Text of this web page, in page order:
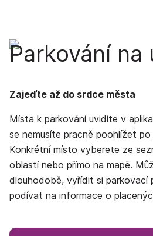
Parkování na
Zajeďte až do srdce města
Místa k parkování uvidíte v
se nemusíte pracně poohlížet po
Konkrétní místo vyberete ze
oblastí nebo přímo na mapě.
dlouhodobě, vyřídit si parkovací
podívat na informace o